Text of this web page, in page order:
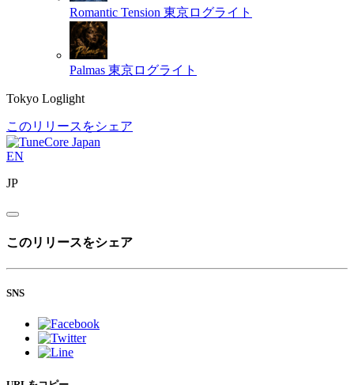
Romantic Tension 東京ログライト
Palmas 東京ログライト
Tokyo Loglight
このリリースをシェア
EN
JP
このリリースをシェア
SNS